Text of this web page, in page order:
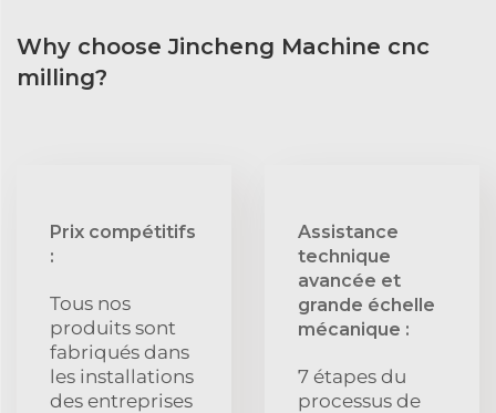
Why choose Jincheng Machine cnc
milling?
Prix compétitifs
:
Tous nos
produits sont
fabriqués dans
les installations
des entreprises
Assistance
technique
avancée et
grande échelle
mécanique :
7 étapes du
processus de